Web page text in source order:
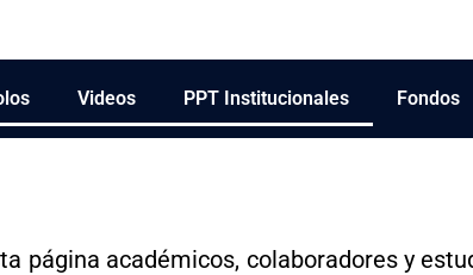
Videos PPT Institucionales Fondos
página académicos, colaboradores y